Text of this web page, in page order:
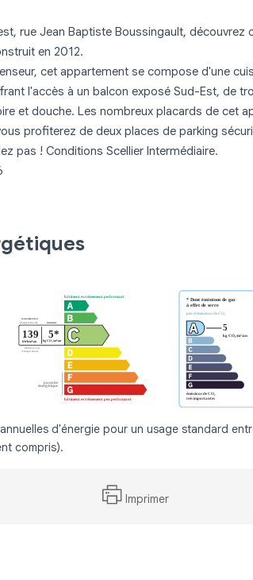
rue Jean Baptiste Boussingault,
en 2012.
cet appartement se compose d'une
l'accès à un balcon exposé Sud-Est, de
et douche. Les nombreux placards de cet
profiterez de deux places de parking
pas ! Conditions Scellier Intermédiaire.
d'énergie pour un usage standard
compris).
Imprimer